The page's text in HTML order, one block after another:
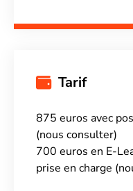
Tarif
875 euros avec
(nous consulter)
700 euros en E-
prise en charge